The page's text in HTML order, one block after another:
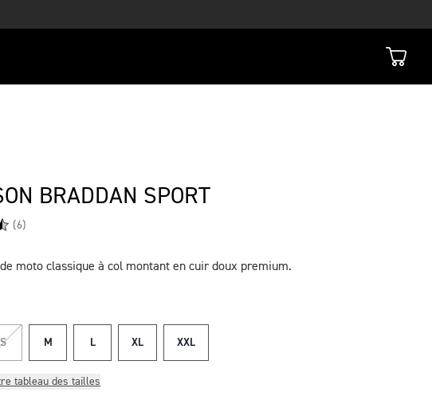
BRADDAN SPORT
(6)
moto classique à col montant en cuir doux premium.
S M L XL XXL
tableau des tailles